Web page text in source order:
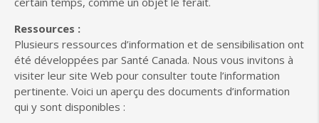
Ressources :
Plusieurs ressources d’information et de sensibilisation ont
été développées par Santé Canada. Nous vous invitons à
visiter leur site Web pour consulter toute l’information
pertinente. Voici un aperçu des documents d’information
qui y sont disponibles :